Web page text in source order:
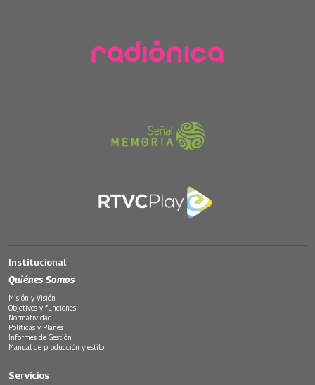
Institucional
Quiénes Somos
Misión y Visión
Objetivos y funciones
Normatividad
Políticas y Planes
Informes de Gestión
Manual de producción y estilo
Servicios